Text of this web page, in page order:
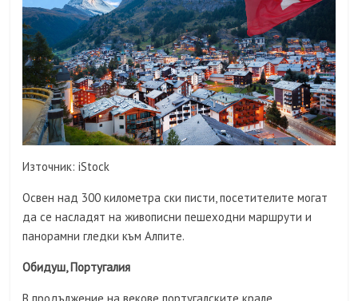
Източник: iStock
Освен над 300 километра ски писти, посетителите могат
да се насладят на живописни пешеходни маршрути и
панорамни гледки към Алпите.
Обидуш, Португалия